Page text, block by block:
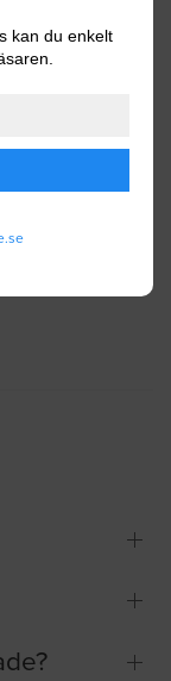
kan du enkelt
IN